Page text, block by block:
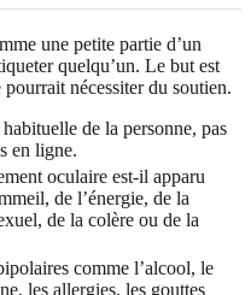
une petite partie d’un
quelqu’un. Le but est
nécessiter du soutien.
de la personne, pas
en ligne.
oculaire est-il apparu
de l’énergie, de la
de la colère ou de la
comme l’alcool, le
les allergies, les gouttes